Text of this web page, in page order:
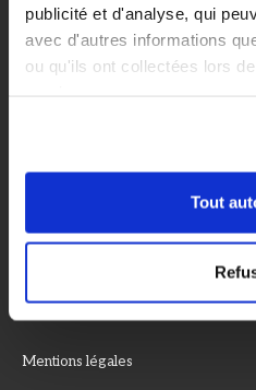
publicité et d'analyse, qui
avec d'autres informations
ou qu'ils ont collectées lors
Tout
Devenir Salarié
S’inscrire à la Newsletter
Mentions légales